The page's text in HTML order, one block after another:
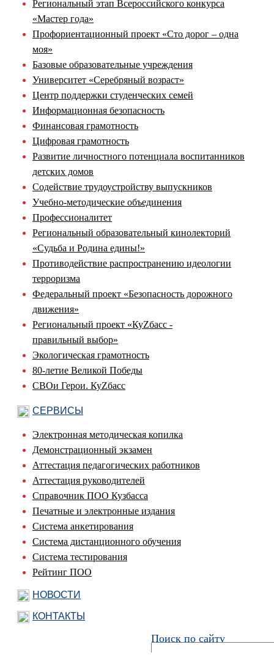
Поиск по сайту
Региональный этап Всероссийского конкурса
«Мастер года»
Профориентационный проект «Сто дорог – одна
моя»
Базовые образовательные учреждения
Университет «Серебряный возраст»
Центр поддержки студенческих семей
Информационная безопасность
Финансовая грамотность
Цифровая грамотность
Развитие личностного потенциала воспитанников
детских домов
Содействие трудоустройству выпускников
Учебно-методические объединения
Профессионалитет
Региональный образовательный кинолекторий
«Судьба и Родина едины!»
Противодействие распространению идеологии
терроризма
Федеральный проект «Безопасность дорожного
движения»
Региональный проект «КуZбасс -
правильный выбор»
Экологическая грамотность
80-летие Великой Победы
СВОи Герои. КуZбасс
СЕРВИСЫ
Электронная методическая копилка
Демонстрационный экзамен
Аттестация педагогических работников
Аттестация руководителей
Справочник ПОО Кузбасса
Печатные и электронные издания
Система анкетирования
Система дистанционного обучения
Система тестирования
Рейтинг ПОО
НОВОСТИ
КОНТАКТЫ